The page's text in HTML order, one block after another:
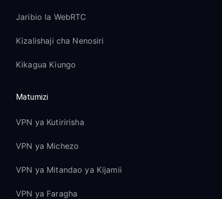
Jaribio la WebRTC
Kizalishaji cha Nenosiri
Kikagua Kiungo
Matumizi
VPN ya Kutiririsha
VPN ya Michezo
VPN ya Mitandao ya Kijamii
VPN ya Faragha